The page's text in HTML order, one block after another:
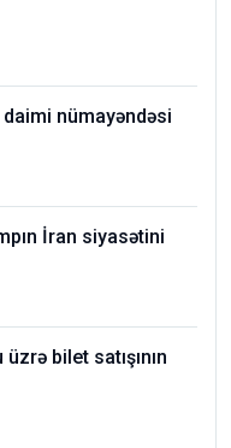
daimi nümayəndəsi
İran siyasətini
bilet satışının